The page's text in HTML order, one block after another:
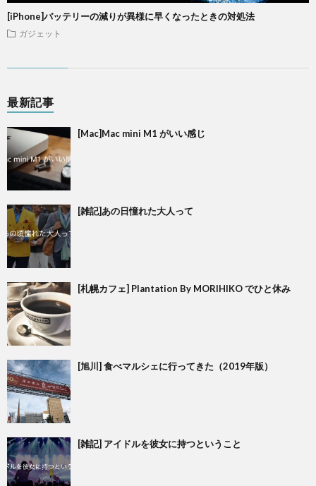
[iPhone]バッテリーの減りが異様に早くなったときの対処法
ガジェット
最新記事
[Mac]Mac mini M1 がいい感じ
[雑記]あの日憧れた大人って
[札幌カフェ] Plantation By MORIHIKO でひと休み
[旭川] 食べマルシェに行ってきた（2019年版）
[雑記] アイドルを彼女に持つということ